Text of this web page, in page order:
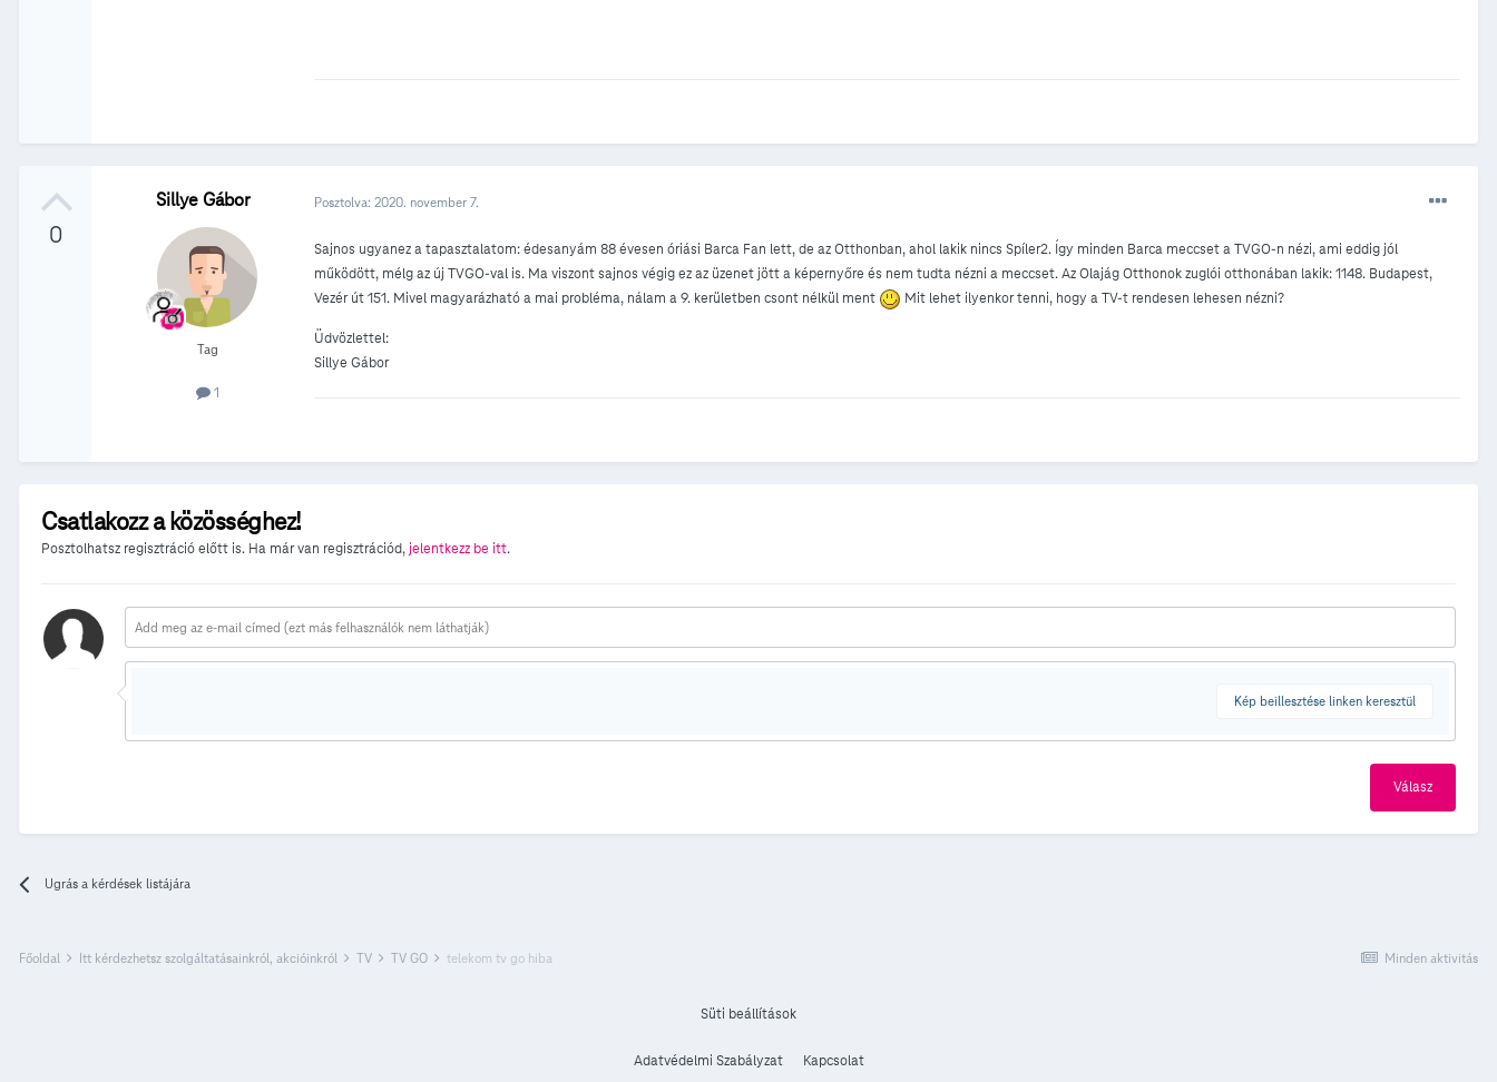
0
Sillye Gábor
Tag
1
Posztolva: 2020. november 7.
Sajnos ugyanez a tapasztalatom: édesanyám 88 évesen óriási Barca Fan lett, de az Otthonban, ahol lakik nincs Spíler2. Így minden Barca meccset a TVGO-n nézi, ami eddig jól
működött, mélg az új TVGO-val is. Ma viszont sajnos végig ez az üzenet jött a képernyőre és nem tudta nézni a meccset. Az Olajág Otthonok zuglói otthonában lakik: 1148. Budapest,
Vezér út 151. Mivel magyarázható a mai probléma, nálam a 9. kerületben csont nélkül ment
Mit lehet ilyenkor tenni, hogy a TV-t rendesen lehesen nézni?
Üdvözlettel:
Sillye Gábor
Csatlakozz a közösséghez!
Posztolhatsz regisztráció előtt is. Ha már van regisztrációd,jelentkezz be itt.
Kép beillesztése linken keresztül
Válasz
Ugrás a kérdések listájára
Minden aktivitás
Főoldal Itt kérdezhetsz szolgáltatásainkról, akcióinkról TV TV GO telekom tv go hiba
Süti beállítások
Adatvédelmi Szabályzat Kapcsolat